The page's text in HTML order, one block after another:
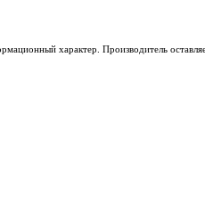
характер. Производитель